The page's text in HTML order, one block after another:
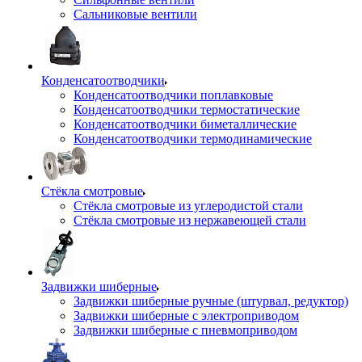
Сальниковые вентили
Конденсатоотводчики
Конденсатоотводчики поплавковые
Конденсатоотводчики термостатические
Конденсатоотводчики биметаллические
Конденсатоотводчики термодинамические
Стёкла смотровые
Стёкла смотровые из углеродистой стали
Стёкла смотровые из нержавеющей стали
Задвижки шиберные
Задвижки шиберные ручные (штурвал, редуктор)
Задвижки шиберные с электроприводом
Задвижки шиберные с пневмоприводом